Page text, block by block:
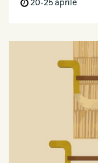
20-25 aprile